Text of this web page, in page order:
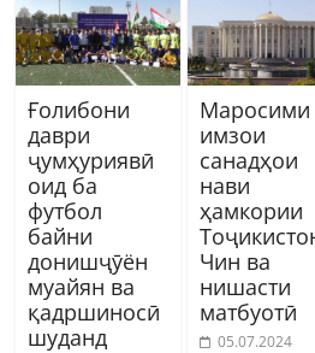
Ғолибони
даври
ҷумҳуриявӣ
оид ба
футбол
байни
донишҷӯён
муайян ва
қадршиносӣ
шуданд
Маросими
имзои
санадҳои
нави
ҳамкории
Чин ва
нишасти
матбуотӣ
05.07.2024